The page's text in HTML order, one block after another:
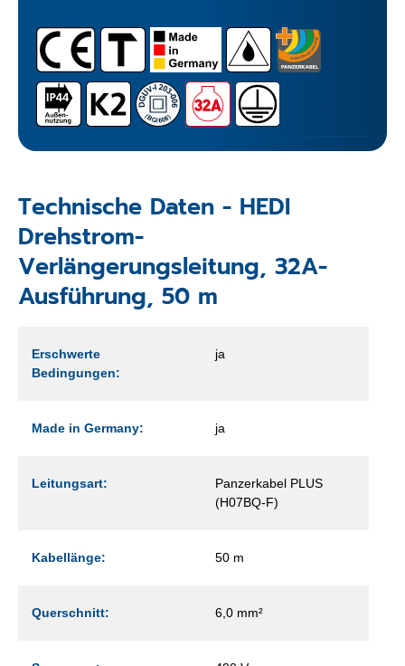
Technische Daten - HEDI
Drehstrom-
Verlängerungsleitung, 32A-
Ausführung, 50 m
Erschwerte
Bedingungen:
ja
Made in Germany: ja
Leitungsart:
Panzerkabel PLUS
(H07BQ-F)
Kabellänge: 50 m
Querschnitt: 6,0 mm²